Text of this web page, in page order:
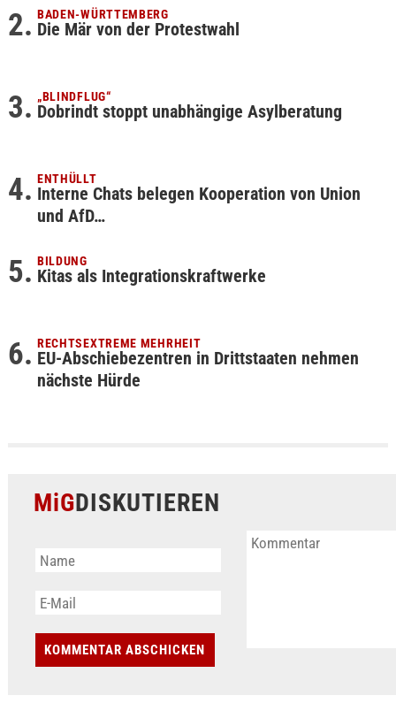
BADEN-WÜRTTEMBERG
Die Mär von der Protestwahl
„BLINDFLUG“
Dobrindt stoppt unabhängige Asylberatung
ENTHÜLLT
Interne Chats belegen Kooperation von Union
und AfD…
BILDUNG
Kitas als Integrationskraftwerke
RECHTSEXTREME MEHRHEIT
EU-Abschiebezentren in Drittstaaten nehmen
nächste Hürde
MiGDISKUTIEREN